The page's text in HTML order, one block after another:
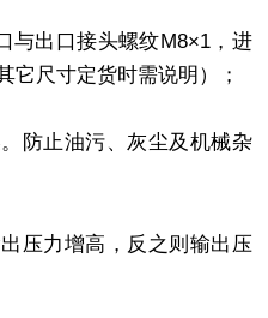
与出口接头螺纹M8×1，进
它尺寸定货时需说明）；
防止油污、灰尘及机械杂
压力增高，反之则输出压